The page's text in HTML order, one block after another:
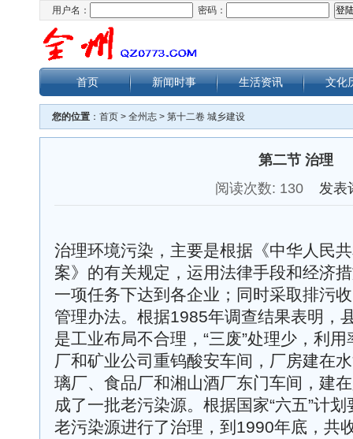
用户名： 密码：
首页 新闻时事 生活资讯 文化
您的位置 ： 首页 > 全州志 > 第十二卷 城乡建设
第二节 治理
阅读次数: 130 发表
治理环境污染，主要是根据《中华人民
案》的有关规定，运用法律手段和经济
一项任务下达到各企业；同时采取排污
管理办法。根据1985年调查结果表明，
是工业布局不合理，“三废”处理少，利
厂和矿业公司重钨酸安车间，厂房建在
璃厂、食品厂和湘山酒厂东门车间，建
成了一批老污染源。根据国家“六五”计
老污染源进行了治理，到1990年底，共